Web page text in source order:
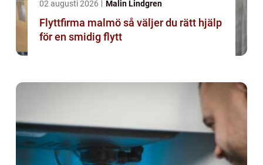
02 augusti 2026 Malin Lindgren
Flyttfirma malmö så väljer du rätt hjälp
för en smidig flytt